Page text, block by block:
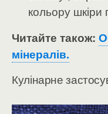
кольору шкіри
Читайте також:
мінералів.
Кулінарне